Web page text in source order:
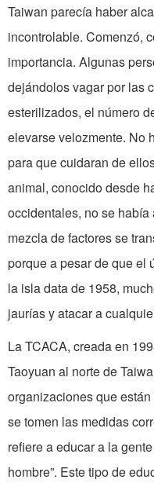
Taiwan parecía haber
incontrolable. Comenzó,
importancia. Algunas
dejándolos vagar por las
esterilizados, el número
elevarse velozmente. No
para que cuidaran de
animal, conocido desde
occidentales, no se
mezcla de factores se
porque a pesar de que el
la isla data de 1958,
jaurías y atacar a
La TCACA, creada en
Taoyuan al norte de
organizaciones que
se tomen las medidas
refiere a educar a la
hombre”. Este tipo de